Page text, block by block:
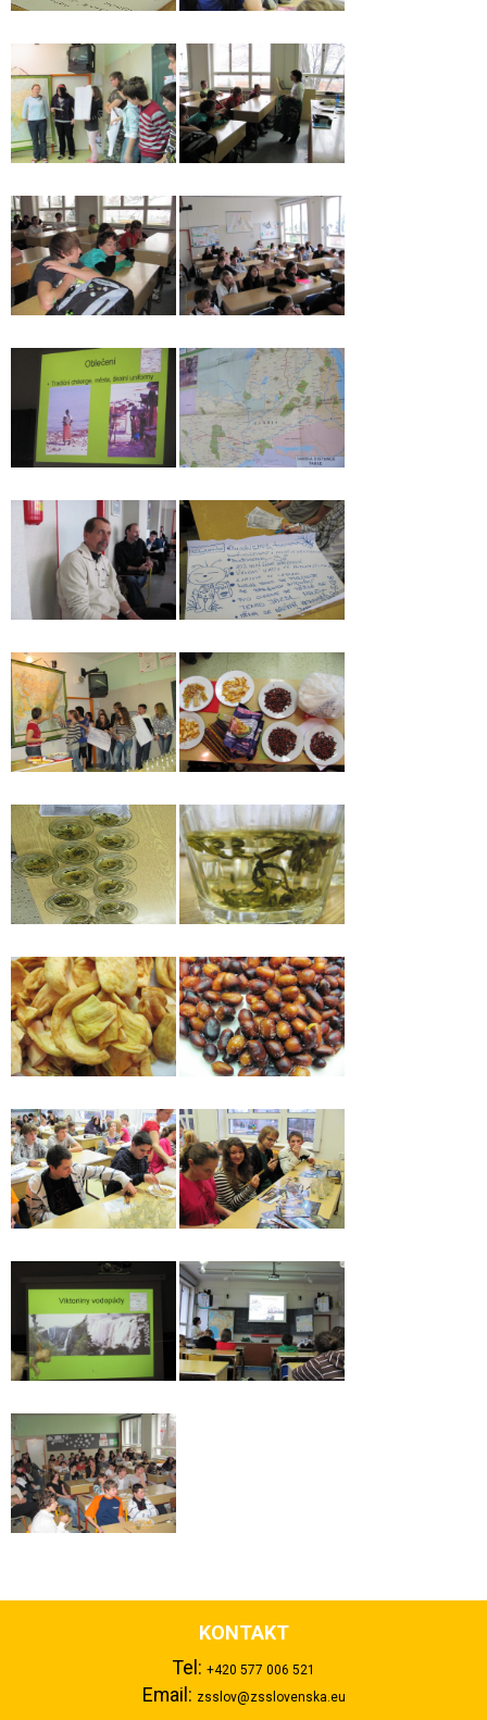
KONTAKT
Tel: +420 577 006 521
Email: zsslov@zsslovenska.eu